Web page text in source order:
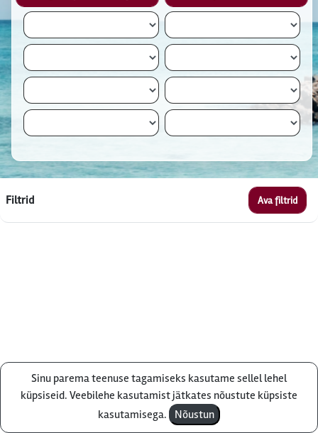
Filtrid Ava filtrid
Küsi pakkumist
Sinu parema teenuse tagamiseks kasutame sellel lehel
küpsiseid. Veebilehe kasutamist jätkates nõustute küpsiste
kasutamisega.
Nõustun